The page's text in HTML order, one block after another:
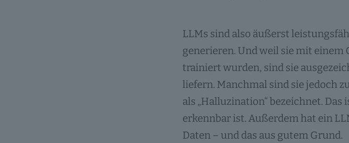
LLMs sind also äußerst
generieren. Und weil sie mit
trainiert wurden, sind sie
liefern. Manchmal sind sie jedoch
als „Halluzination“ bezeichnet.
erkennbar ist. Außerdem hat ein
Daten – und das aus gutem Grund.